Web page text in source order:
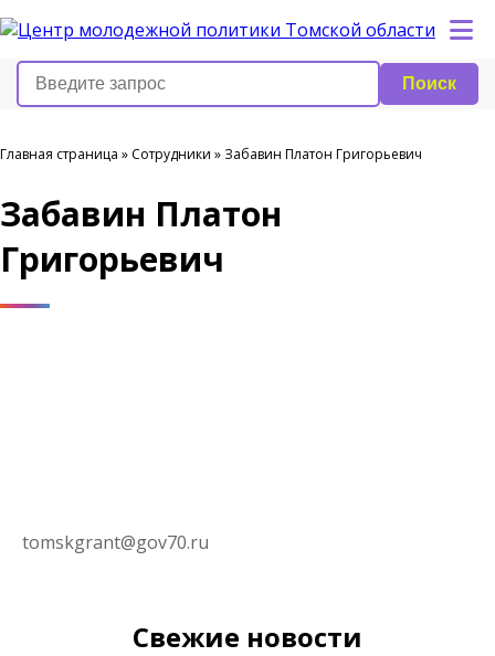
Поиск
Главная страница » Сотрудники » Забавин Платон Григорьевич
Забавин Платон
Григорьевич
tomskgrant@gov70.ru
Свежие новости